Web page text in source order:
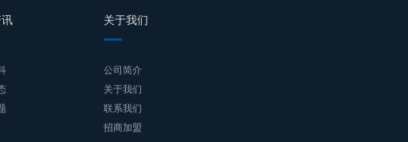
关于我们
公司简介
关于我们
联系我们
招商加盟